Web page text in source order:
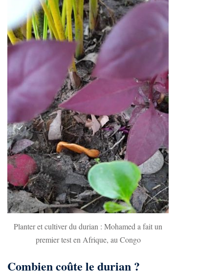
Planter et cultiver du durian : Mohamed a fait un
premier test en Afrique, au Congo
Combien coûte le durian ?